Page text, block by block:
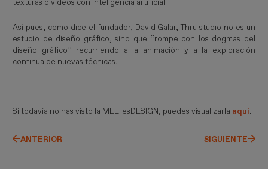
texturas o vídeos con inteligencia artificial.
Así pues, como dice el fundador, David Galar, Thru studio no es un
estudio de diseño gráfico, sino que “rompe con los dogmas del
diseño gráfico” recurriendo a la animación y a la exploración
continua de nuevas técnicas.
Si todavía no has visto la MEETesDESIGN, puedes visualizarla aquí.
ANTERIOR SIGUIENTE